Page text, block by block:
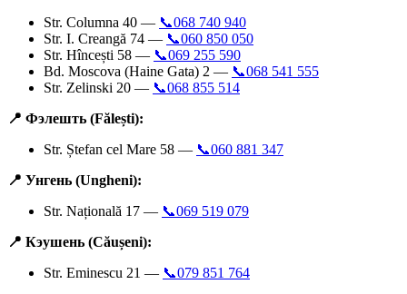
Str. Columna 40 — 📞068 740 940
Str. I. Creangă 74 — 📞060 850 050
Str. Hîncești 58 — 📞069 255 590
Bd. Moscova (Haine Gata) 2 — 📞068 541 555
Str. Zelinski 20 — 📞068 855 514
📍 Фэлешть (Fălești):
Str. Ștefan cel Mare 58 — 📞060 881 347
📍 Унгень (Ungheni):
Str. Națională 17 — 📞069 519 079
📍 Кэушень (Căușeni):
Str. Eminescu 21 — 📞079 851 764